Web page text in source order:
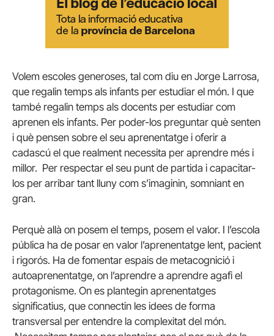
Volem escoles generoses, tal com diu en Jorge Larrosa,
que regalin temps als infants per estudiar el món. I que
també regalin temps als docents per estudiar com
aprenen els infants. Per poder-los preguntar què senten
i què pensen sobre el seu aprenentatge i oferir a
cadascú el que realment necessita per aprendre més i
millor. Per respectar el seu punt de partida i capacitar-
los per arribar tant lluny com s’imaginin, somniant en
gran.
Perquè allà on posem el temps, posem el valor. I l’escola
pública ha de posar en valor l’aprenentatge lent, pacient
i rigorós. Ha de fomentar espais de metacognició i
autoaprenentatge, on l’aprendre a aprendre agafi el
protagonisme. On es plantegin aprenentatges
significatius, que connectin les idees de forma
transversal per entendre la complexitat del món.